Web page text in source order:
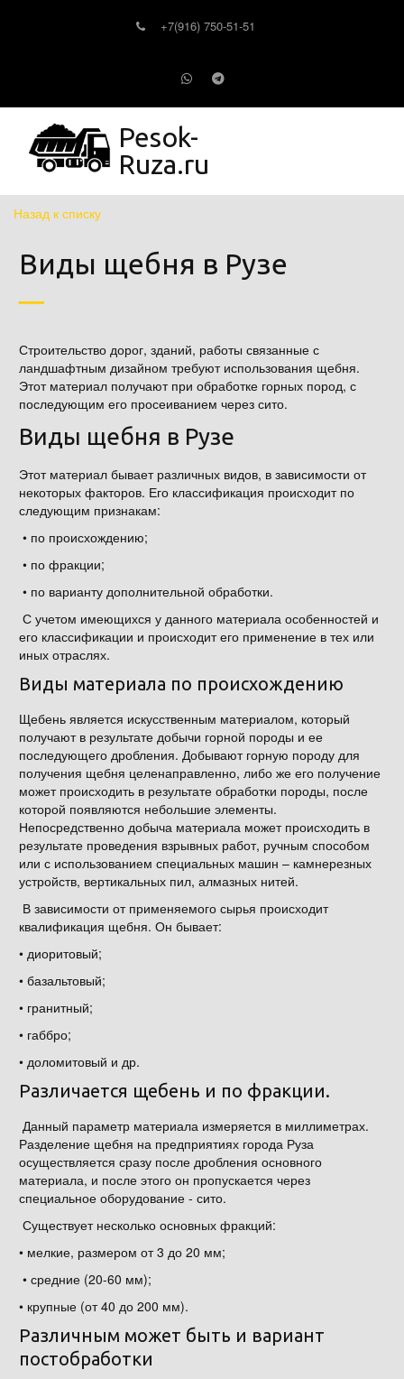
+7(916) 750-51-51
Pesok-
Ruza.ru
Назад к списку
Виды щебня в Рузе
Строительство дорог, зданий, работы связанные с
ландшафтным дизайном требуют использования щебня.
Этот материал получают при обработке горных пород, с
последующим его просеиванием через сито.
Виды щебня в Рузе
Этот материал бывает различных видов, в зависимости от
некоторых факторов. Его классификация происходит по
следующим признакам:
• по происхождению;
• по фракции;
• по варианту дополнительной обработки.
С учетом имеющихся у данного материала особенностей и
его классификации и происходит его применение в тех или
иных отраслях.
Виды материала по происхождению
Щебень является искусственным материалом, который
получают в результате добычи горной породы и ее
последующего дробления. Добывают горную породу для
получения щебня целенаправленно, либо же его получение
может происходить в результате обработки породы, после
которой появляются небольшие элементы.
Непосредственно добыча материала может происходить в
результате проведения взрывных работ, ручным способом
или с использованием специальных машин – камнерезных
устройств, вертикальных пил, алмазных нитей.
В зависимости от применяемого сырья происходит
квалификация щебня. Он бывает:
• диоритовый;
• базальтовый;
• гранитный;
• габбро;
• доломитовый и др.
Различается щебень и по фракции.
Данный параметр материала измеряется в миллиметрах.
Разделение щебня на предприятиях города Руза
осуществляется сразу после дробления основного
материала, и после этого он пропускается через
специальное оборудование - сито.
Существует несколько основных фракций:
• мелкие, размером от 3 до 20 мм;
• средние (20-60 мм);
• крупные (от 40 до 200 мм).
Различным может быть и вариант
постобработки